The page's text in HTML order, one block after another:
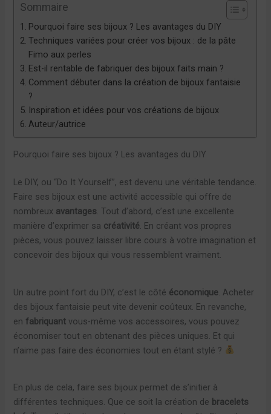
Sommaire
Pourquoi faire ses bijoux ? Les avantages du DIY
Techniques variées pour créer vos bijoux : de la pâte
Fimo aux perles
Est-il rentable de fabriquer des bijoux faits main ?
Comment débuter dans la création de bijoux fantaisie
?
Inspiration et idées pour vos créations de bijoux
Auteur/autrice
Pourquoi faire ses bijoux ? Les avantages du DIY
Le DIY, ou “Do It Yourself”, est devenu une véritable tendance.
Faire ses bijoux est une activité accessible qui offre de
nombreux avantages. Tout d’abord, c’est une excellente
manière d’exprimer sa créativité. En créant vos propres
pièces, vous pouvez laisser libre cours à votre imagination et
concevoir des bijoux qui vous ressemblent vraiment.
Un autre point fort du DIY, c’est le côté économique . Acheter
des bijoux fantaisie peut vite devenir coûteux. En revanche,
en fabriquant vous-même vos accessoires, vous pouvez
économiser tout en obtenant des pièces uniques. Et qui
n’aime pas faire des économies tout en étant stylé ?
En plus de cela, faire ses bijoux permet de s’initier à
différentes techniques. Que ce soit la création de bracelets